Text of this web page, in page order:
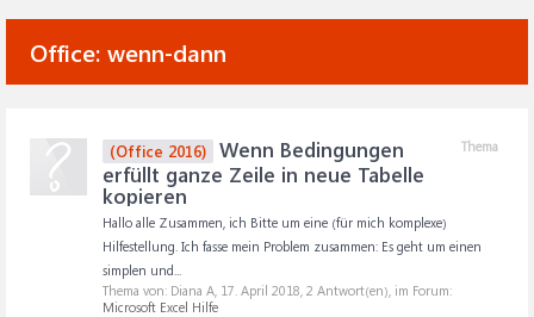
Office: wenn-dann
Thema
(Office 2016)
Wenn Bedingungen
erfüllt ganze Zeile in neue Tabelle
kopieren
Hallo alle Zusammen, ich Bitte um eine (für mich komplexe)
Hilfestellung. Ich fasse mein Problem zusammen: Es geht um einen
simplen und...
Thema von: Diana A, 17. April 2018, 2 Antwort(en), im Forum:
Microsoft Excel Hilfe